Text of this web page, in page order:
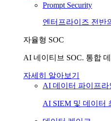
Prompt Security
엔터프라이즈 전반
자율형 SOC
AI 네이티브 SOC. 통합
자세히 알아보기
AI 데이터 파이프라
AI SIEM 및 데이터